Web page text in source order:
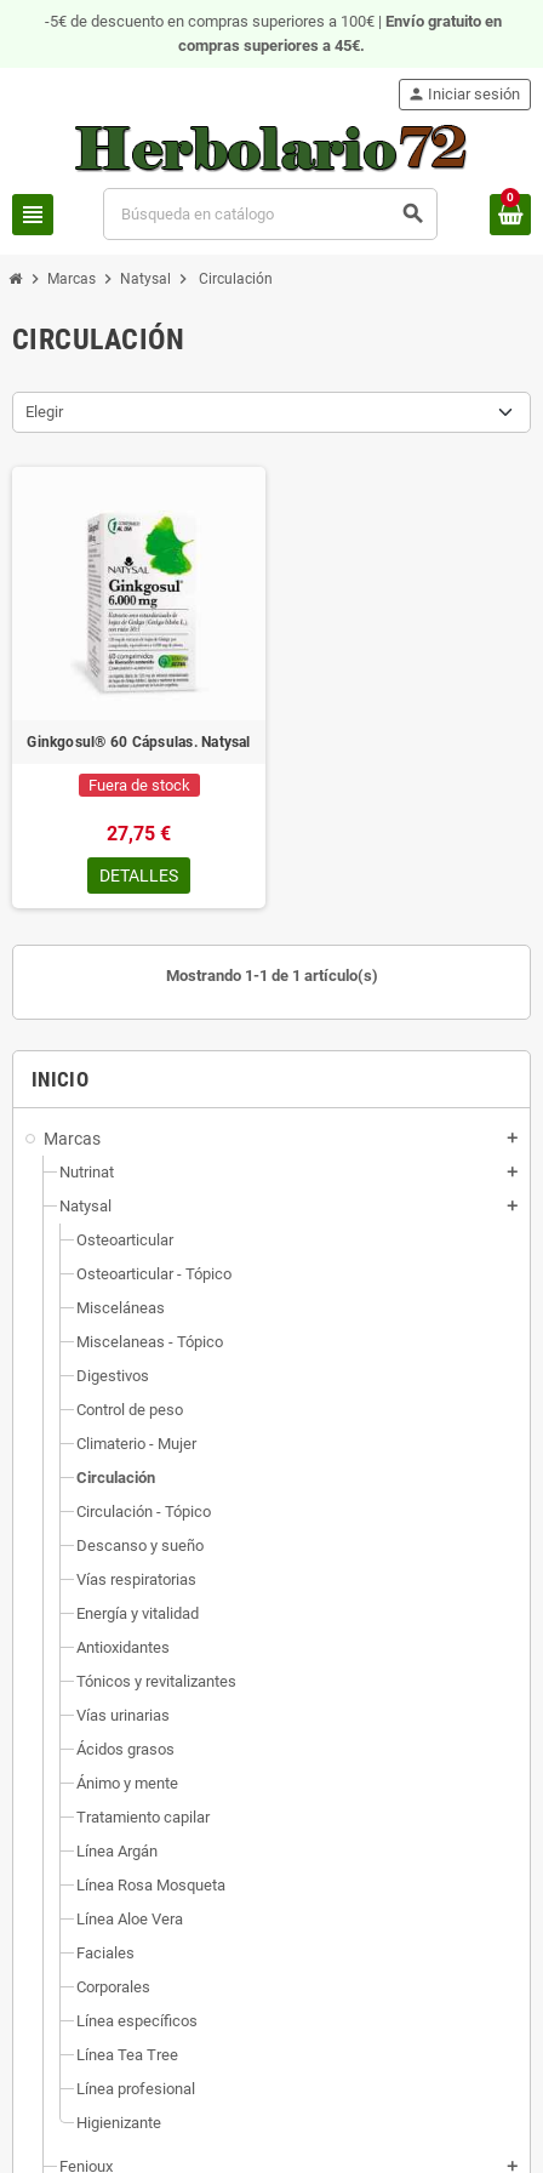
-5€ de descuento en compras superiores a 100€ | Envío gratuito en
compras superiores a 45€.
view_headline search
person Iniciar sesión
0
chevron_right Marcas chevron_right Natysal chevron_right Circulación
INICIO
Marcas add
Nutrinat add
Natysal add
Osteoarticular
Osteoarticular - Tópico
Misceláneas
Miscelaneas - Tópico
Digestivos
Control de peso
Climaterio - Mujer
Circulación
Circulación - Tópico
Descanso y sueño
Vías respiratorias
Energía y vitalidad
Antioxidantes
Tónicos y revitalizantes
Vías urinarias
Ácidos grasos
Ánimo y mente
Tratamiento capilar
Línea Argán
Línea Rosa Mosqueta
Línea Aloe Vera
Faciales
Corporales
Línea específicos
Línea Tea Tree
Línea profesional
Higienizante
Fenioux add
CIRCULACIÓN
Elegir
Ginkgosul® 60 Cápsulas. Natysal
Fuera de stock
27,75 €
DETALLES
Mostrando 1-1 de 1 artículo(s)